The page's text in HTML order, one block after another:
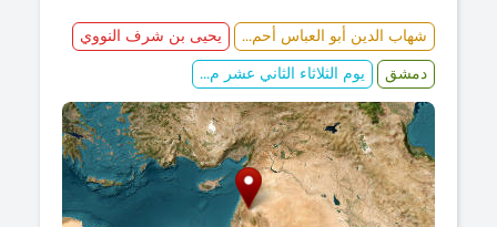
شهاب الدين أبو العباس أحم...
يحيى بن شرف النووي
دمشق
يوم الثلاثاء الثاني عشر م...